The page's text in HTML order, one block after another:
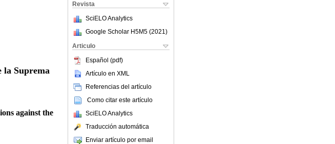
Revista
SciELO Analytics
Google Scholar H5M5 (2021 )
Articulo
Español (pdf)
Artículo en XML
Referencias del artículo
Como citar este artículo
SciELO Analytics
Traducción automática
Enviar artículo por email
la Suprema
against the